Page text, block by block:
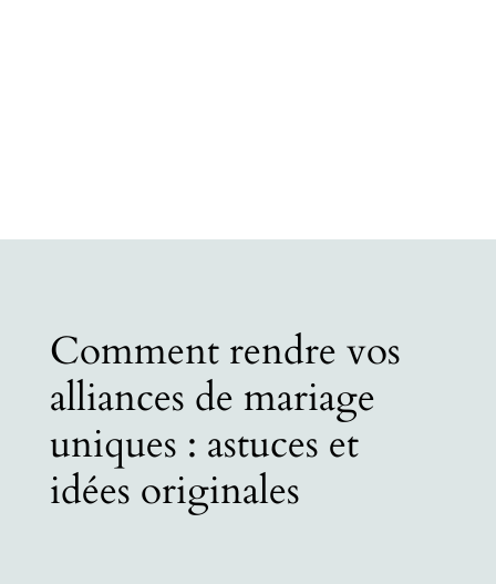
Comment rendre vos
alliances de mariage
uniques : astuces et
idées originales